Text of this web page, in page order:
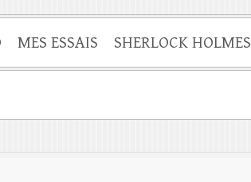
MES ESSAIS SHERLOCK HOLMES